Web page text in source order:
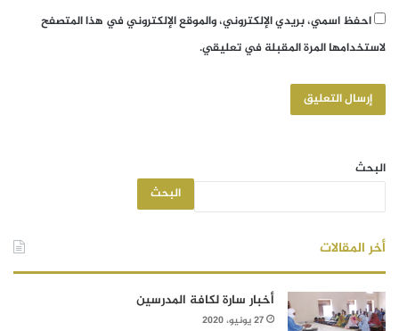
احفظ اسمي، بريدي الإلكتروني، والموقع الإلكتروني في هذا المتصفح
لاستخدامها المرة المقبلة في تعليقي.
البحث
البحث
أخر المقالات
أخبار سارة لكافة المدرسين
27 يونيو، 2020